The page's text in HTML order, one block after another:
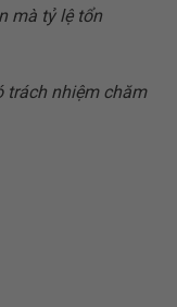
mà tỷ lệ tổn
nhiệm chăm